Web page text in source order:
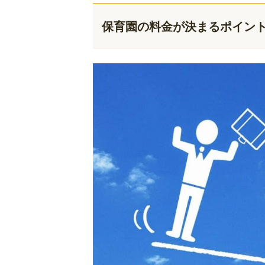
保育園の料金が決まるポイン